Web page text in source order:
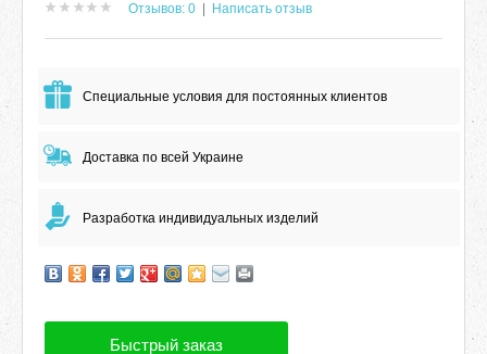
Отзывов: 0 Написать отзыв
Специальные условия для постоянных клиентов
Доставка по всей Украине
Разработка индивидуальных изделий
Быстрый заказ